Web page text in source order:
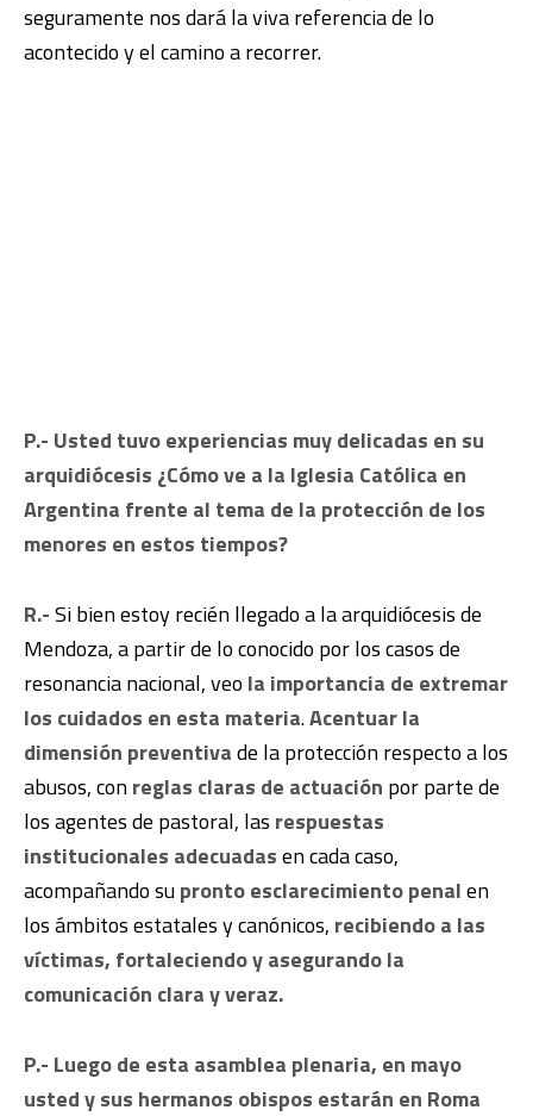
seguramente nos dará la viva referencia de lo
acontecido y el camino a recorrer.
P.- Usted tuvo experiencias muy delicadas en su
arquidiócesis ¿Cómo ve a la Iglesia Católica en
Argentina frente al tema de la protección de los
menores en estos tiempos?
R.-Si bien estoy recién llegado a la arquidiócesis de
Mendoza, a partir de lo conocido por los casos de
resonancia nacional, veo la importancia de extremar
los cuidados en esta materia.Acentuar la
dimensión preventivade la protección respecto a los
abusos, conreglas claras de actuación por parte de
los agentes de pastoral, las respuestas
institucionales adecuadasen cada caso,
acompañando supronto esclarecimiento penalen
los ámbitos estatales y canónicos, recibiendo a las
víctimas, fortaleciendo y asegurando la
comunicación clara y veraz.
P.- Luego de esta asamblea plenaria, en mayo
usted y sus hermanos obispos estarán en Roma